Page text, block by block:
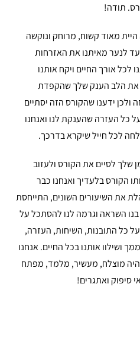
תודה!
מאוד קשוח, מרוחק ונוקשה
לנער מאיתנו את האזרחות
לכל אורך החיים ויקח אותנו
את הלב הענק שלך שהקפדת
ידענו שהקורס הזה יסתיים
כל העזרה שהענקת לנו ואנחנו
לכל חייל שיקרא בדרכך.
שלך לסיים את הקורס ולעזוב
הקורס בלעדיך ואנחנו כבר
את השיעורים השונים, התייחסת
השראה וגרמה לנו להסתכל על
כל התובנות, השיחות, העזרה,
ושילוו אותנו בכל החיים. אנחנו
מוצלח, מעשיר, מלמד, מפתח
סיפוק ואתגרים!